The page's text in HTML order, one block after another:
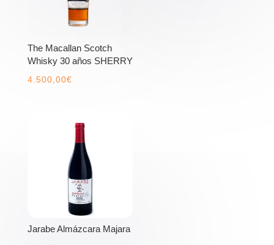
The Macallan Scotch
Whisky 30 años SHERRY
4.500,00€
Jarabe Almázcara Majara